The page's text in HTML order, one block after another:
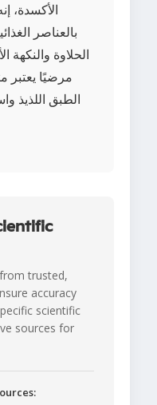
الأكسدة،
بالعناصر
الحلاوة والنكهة
مرضيًا يعتبر
الطبق اللذيذ
trusted,
accuracy
scientific
sources for